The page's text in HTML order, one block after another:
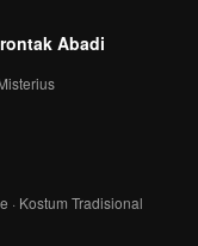
Abadi
· Kostum Tradisional